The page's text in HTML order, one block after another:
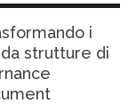
i
strutture di